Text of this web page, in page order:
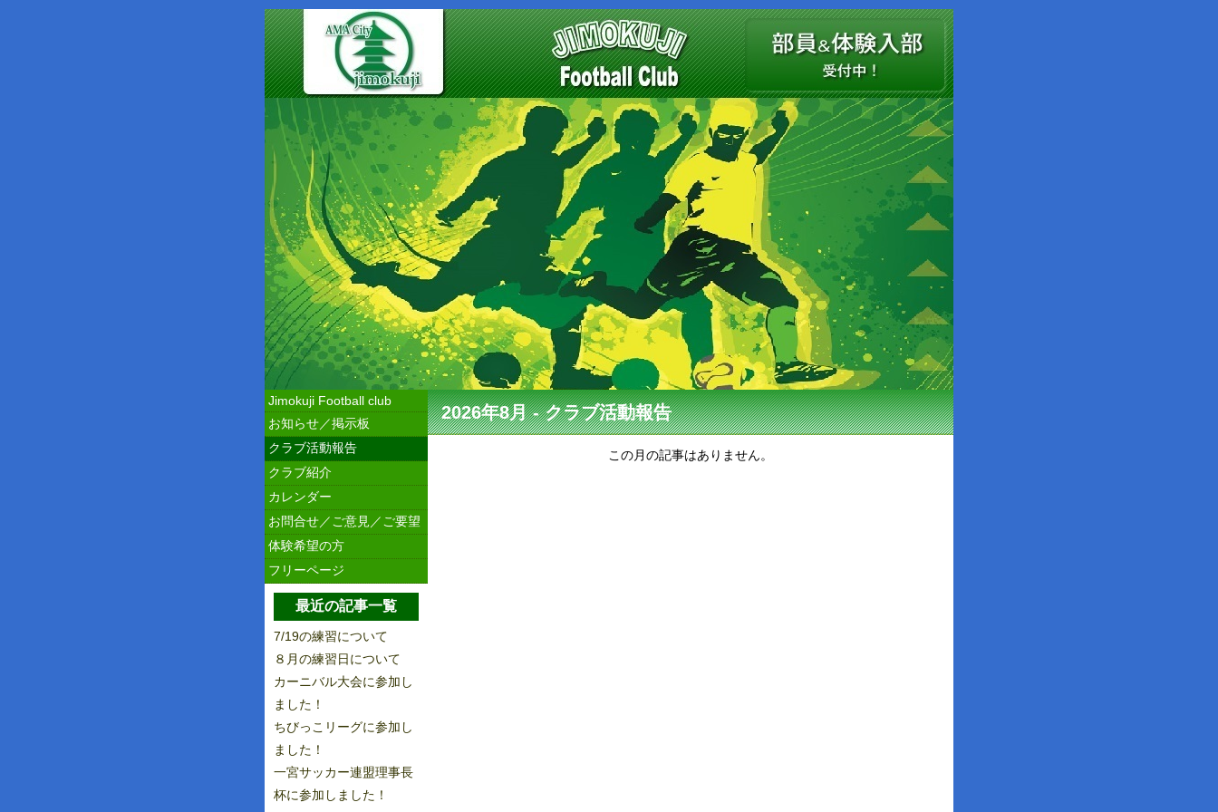
2026年8月 - クラブ活動報告
この月の記事はありません。
Jimokuji Football club
お知らせ／掲示板
クラブ活動報告
クラブ紹介
カレンダー
お問合せ／ご意見／ご要望
体験希望の方
フリーページ
最近の記事一覧
7/19の練習について
８月の練習日について
カーニバル大会に参加し
ました！
ちびっこリーグに参加し
ました！
一宮サッカー連盟理事長
杯に参加しました！